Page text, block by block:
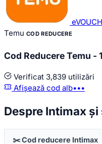
Temu COD REDUCERE
Cod Reducere Temu
Verificat 3,839 utilizări
Afișează cod alb•••
Despre Intimax
✂️ Cod reducere Intimax